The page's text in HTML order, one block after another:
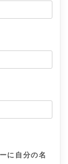
に自分の名